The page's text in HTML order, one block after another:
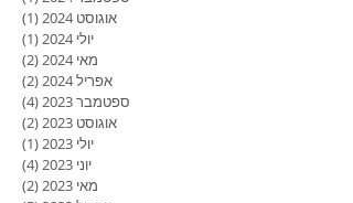
אוגוסט 2024
(1)
יולי 2024
(1)
מאי 2024
(2)
אפריל 2024
(2)
ספטמבר 2023
(4)
אוגוסט 2023
(2)
יולי 2023
(1)
יוני 2023
(4)
מאי 2023
(2)